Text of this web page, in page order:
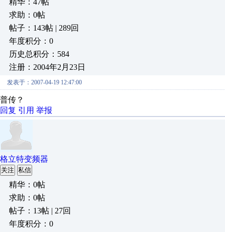
精华：47帖
求助：0帖
帖子：143帖 | 289回
年度积分：0
历史总积分：584
注册：2004年2月23日
发表于：2007-04-19 12:47:00
普传？
回复 引用 举报
格立特变频器
关注 私信
精华：0帖
求助：0帖
帖子：13帖 | 27回
年度积分：0